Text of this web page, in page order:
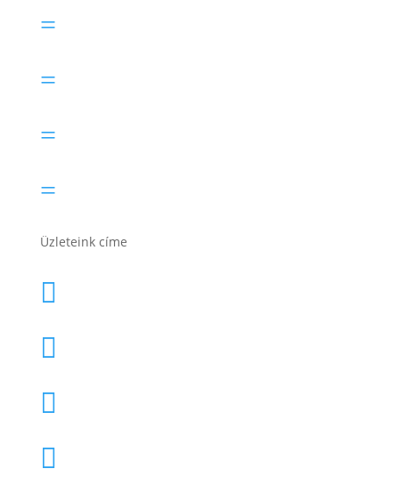
=
=
=
=
Üzleteink címe



